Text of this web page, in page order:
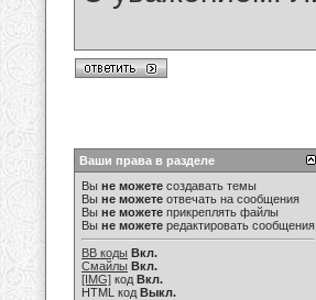
Ваши права в разделе
Вы не можете создавать темы
Вы не можете отвечать на сообщения
Вы не можете прикреплять файлы
Вы не можете редактировать сообщения
BB коды Вкл.
Смайлы Вкл.
[IMG] код Вкл.
HTML код Выкл.